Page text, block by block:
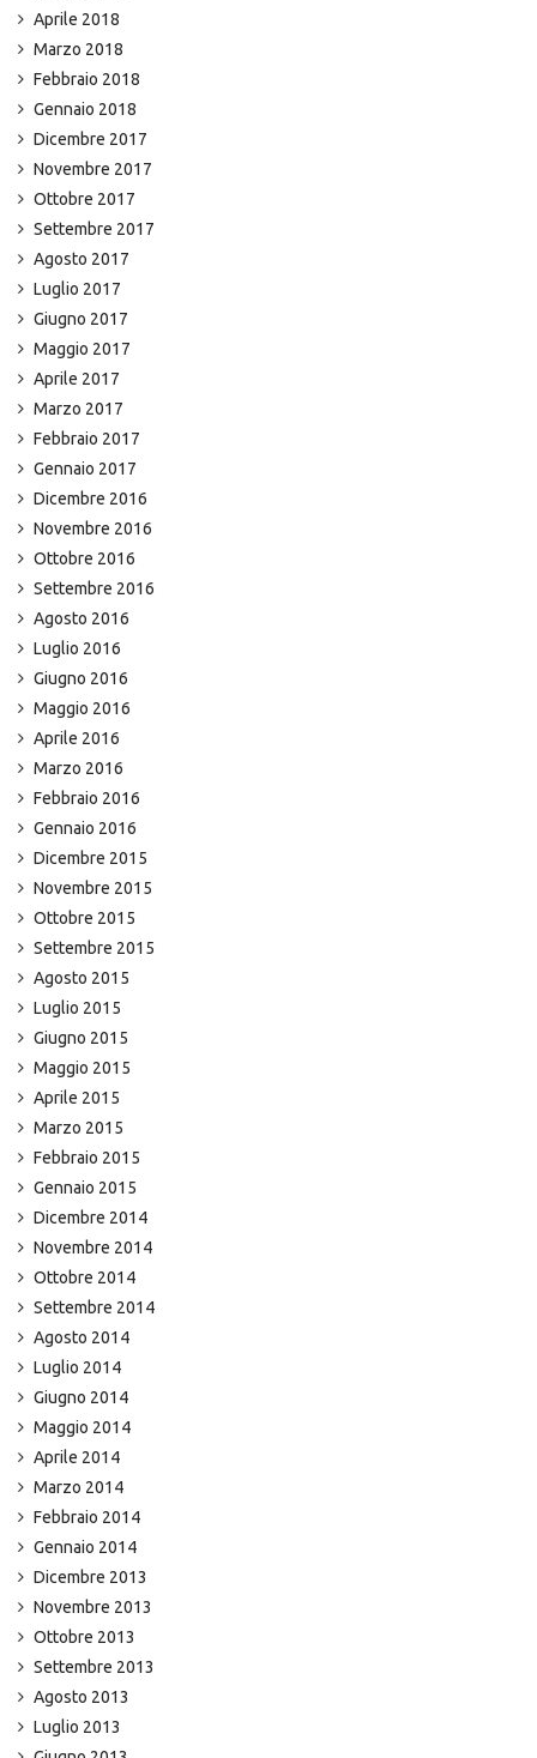
Aprile 2018
Marzo 2018
Febbraio 2018
Gennaio 2018
Dicembre 2017
Novembre 2017
Ottobre 2017
Settembre 2017
Agosto 2017
Luglio 2017
Giugno 2017
Maggio 2017
Aprile 2017
Marzo 2017
Febbraio 2017
Gennaio 2017
Dicembre 2016
Novembre 2016
Ottobre 2016
Settembre 2016
Agosto 2016
Luglio 2016
Giugno 2016
Maggio 2016
Aprile 2016
Marzo 2016
Febbraio 2016
Gennaio 2016
Dicembre 2015
Novembre 2015
Ottobre 2015
Settembre 2015
Agosto 2015
Luglio 2015
Giugno 2015
Maggio 2015
Aprile 2015
Marzo 2015
Febbraio 2015
Gennaio 2015
Dicembre 2014
Novembre 2014
Ottobre 2014
Settembre 2014
Agosto 2014
Luglio 2014
Giugno 2014
Maggio 2014
Aprile 2014
Marzo 2014
Febbraio 2014
Gennaio 2014
Dicembre 2013
Novembre 2013
Ottobre 2013
Settembre 2013
Agosto 2013
Luglio 2013